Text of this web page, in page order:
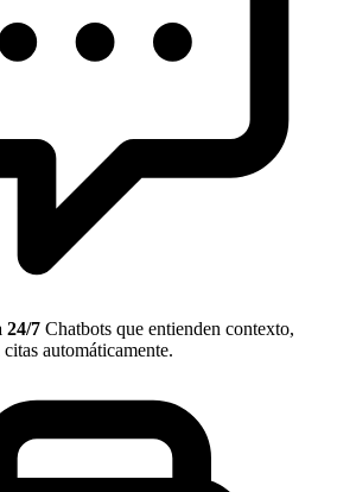
24/7 Chatbots que entienden contexto,
automáticamente.